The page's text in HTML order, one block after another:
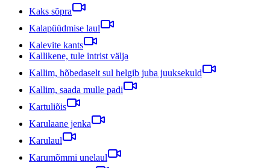
Kaks sõpra
Kalapüüdmise laul
Kalevite kants
Kallikene, tule intrist välja
Kallim, hõbedaselt sul helgib juba juuksekuld
Kallim, saada mulle padi
Kartuliõis
Karulaane jenka
Karulaul
Karumõmmi unelaul